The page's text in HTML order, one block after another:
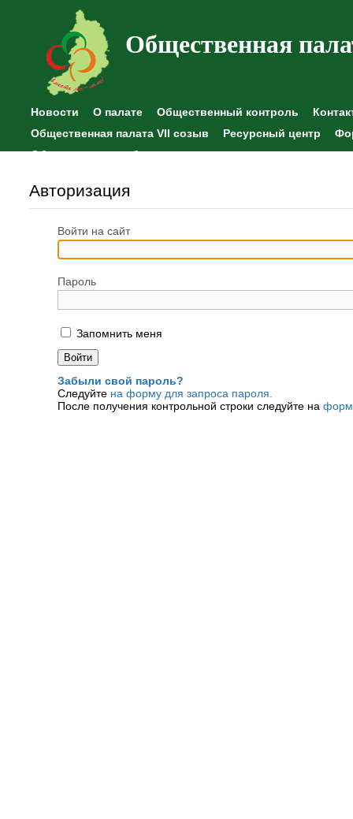
Общественная
Новости О палате Общественный контроль
Общественная палата VII созыв
Ресурсный центр
Общественные наблюдения
Авторизация
Войти на сайт
Пароль
Запомнить меня
Забыли свой пароль?
Следуйте на форму для запроса пароля.
После получения контрольной строки следуйте на